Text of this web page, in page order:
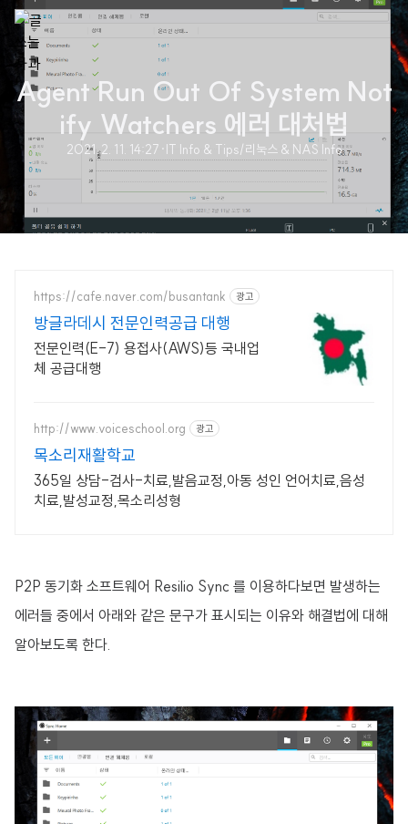
Agent Run Out Of System Not
ify Watchers 에러 대처법
2021. 2. 11. 14:27 ·IT Info & Tips/리눅스 & NAS Info
https://cafe.naver.com/busantank 광고
방글라데시 전문인력공급 대행
전문인력(E-7) 용접사(AWS)등 국내업
체 공급대행
http://www.voiceschool.org 광고
목소리재활학교
365일 상담-검사-치료,발음교정,아동 성인 언어치료,음성
치료,발성교정,목소리성형
P2P 동기화 소프트웨어 Resilio Sync 를 이용하다보면 발생하는
에러들 중에서 아래와 같은 문구가 표시되는 이유와 해결법에 대해
알아보도록 한다.